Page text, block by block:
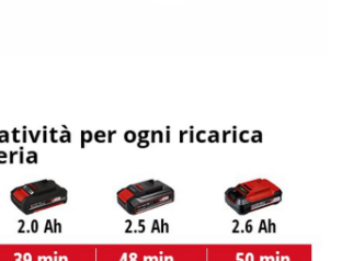
This content is not permitted to load due
to trackers that are not disclosed to the
visitor. The website owner needs to setup
the site with their CMP to add this content
to the list of technologies used.